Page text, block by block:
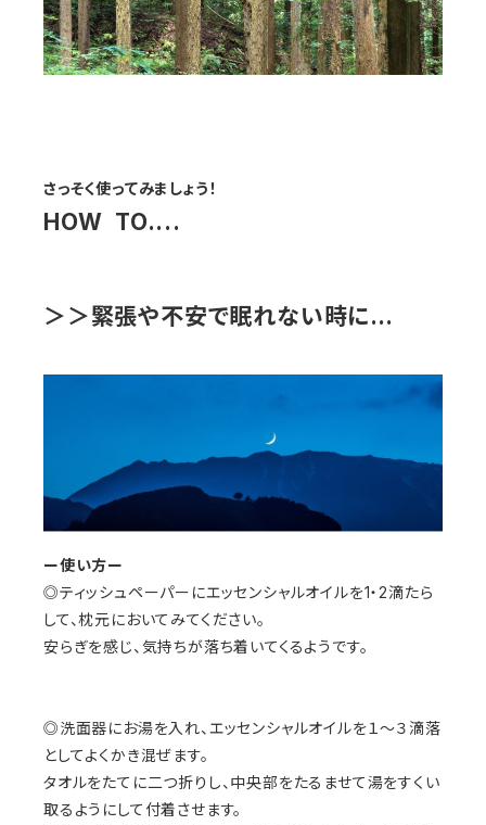
さっそく使ってみましょう！
HOW TO....
＞＞緊張や不安で眠れない時に…
ー使い方ー
◎ティッシュペーパーにエッセンシャルオイルを1・2滴たら
して、枕元においてみてください。
安らぎを感じ、気持ちが落ち着いてくるようです。
◎洗面器にお湯を入れ、エッセンシャルオイルを１～３滴落
としてよくかき混ぜます。
タオルをたてに二つ折りし、中央部をたるませて湯をすくい
取るようにして付着させます。